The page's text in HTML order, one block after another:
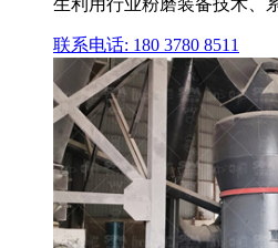
生利用行业粉磨装备技术、
联系电话: 180 3780 8511